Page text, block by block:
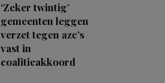
‘Zeker twintig’
gemeenten leggen
verzet tegen azc’s
vast in
coalitieakkoord